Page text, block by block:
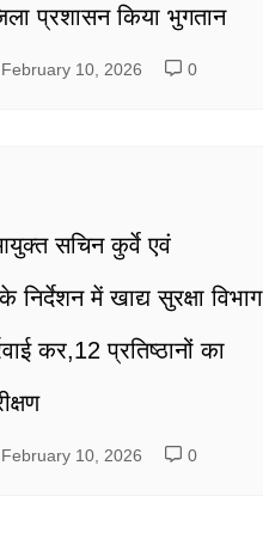
प्रशासन किया भुगतान
February 10, 2026 0
सचिन कुर्वे एवं
निर्देशन में खाद्य सुरक्षा विभाग
कर,12 प्रतिष्ठानों का
February 10, 2026 0